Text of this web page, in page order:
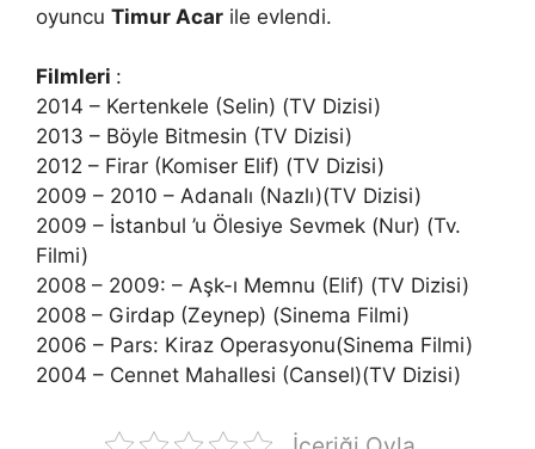
oyuncu Timur Acar ile evlendi.
Filmleri :
2014 – Kertenkele (Selin) (TV Dizisi)
2013 – Böyle Bitmesin (TV Dizisi)
2012 – Firar (Komiser Elif) (TV Dizisi)
2009 – 2010 – Adanalı (Nazlı)(TV Dizisi)
2009 – İstanbul ’u Ölesiye Sevmek (Nur) (Tv.
Filmi)
2008 – 2009: – Aşk-ı Memnu (Elif) (TV Dizisi)
2008 – Girdap (Zeynep) (Sinema Filmi)
2006 – Pars: Kiraz Operasyonu(Sinema Filmi)
2004 – Cennet Mahallesi (Cansel)(TV Dizisi)